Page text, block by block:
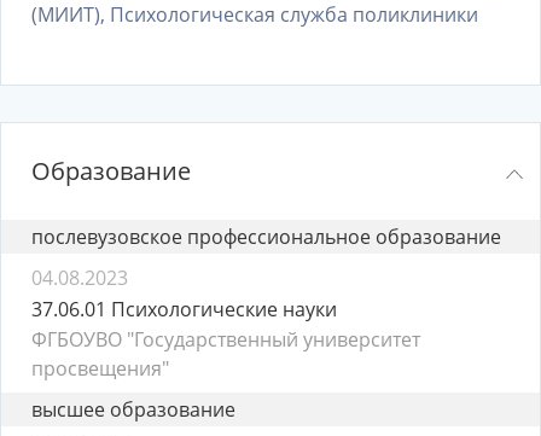
(МИИТ), Психологическая служба поликлиники
Образование
послевузовское профессиональное образование
04.08.2023
37.06.01 Психологические науки
ФГБОУВО "Государственный университет
просвещения"
высшее образование